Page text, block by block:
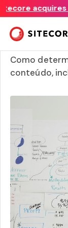
acquires
Guia para
as quais se
Como
conteúdo,